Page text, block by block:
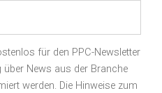
für den PPC-Newsletter
News aus der Branche
werden. Die Hinweise zum